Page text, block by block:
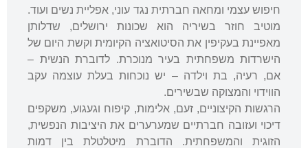
חיפוש עצמי ומחאה חברתית נגד עוני, אפליית נשים ועוד.
מוטיב חוזר בשיריה הוא שכונות ירושלים, שדלותן
מאפיינת בעקיפין את הסיטואציה הקיומית וקשת היום של
הישרדות משפחתית בעיר מנוכרת. לדוברת הנשית –
אם, רעיה, בת וילדה – יש נוכחות בעלת עוצמה עקב
הווידוי והמצוקה שבשירים.
הרגשות הקיצוניים, זעם, אלימות, קיפוח וגעגוע, משקפים
דיכוי ועזובה חברתיים שמערערים את היציבות הנפשית,
הזוגית והמשפחתית. הדוברת מיטלטלת בין דמות